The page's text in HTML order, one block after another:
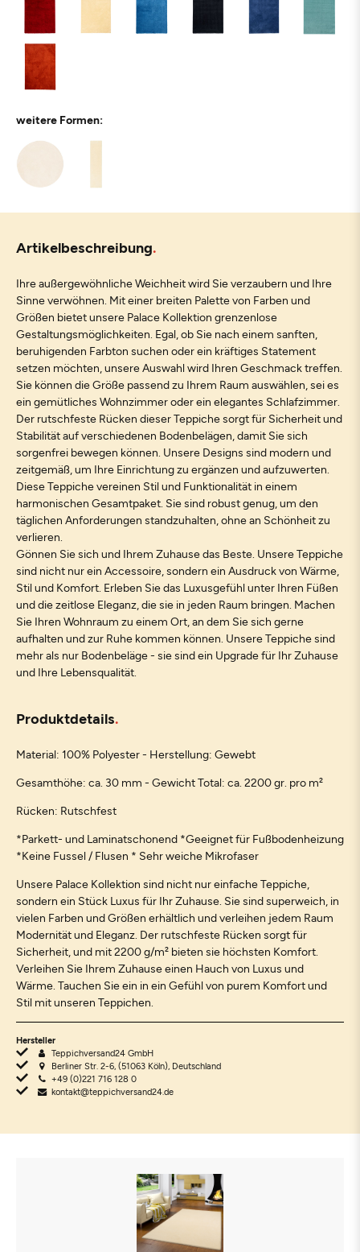
weitere Formen:
Artikelbeschreibung
Ihre außergewöhnliche Weichheit wird Sie verzaubern und Ihre
Sinne verwöhnen. Mit einer breiten Palette von Farben und
Größen bietet unsere Palace Kollektion grenzenlose
Gestaltungsmöglichkeiten. Egal, ob Sie nach einem sanften,
beruhigenden Farbton suchen oder ein kräftiges Statement
setzen möchten, unsere Auswahl wird Ihren Geschmack treffen.
Sie können die Größe passend zu Ihrem Raum auswählen, sei es
ein gemütliches Wohnzimmer oder ein elegantes Schlafzimmer.
Der rutschfeste Rücken dieser Teppiche sorgt für Sicherheit und
Stabilität auf verschiedenen Bodenbelägen, damit Sie sich
sorgenfrei bewegen können. Unsere Designs sind modern und
zeitgemäß, um Ihre Einrichtung zu ergänzen und aufzuwerten.
Diese Teppiche vereinen Stil und Funktionalität in einem
harmonischen Gesamtpaket. Sie sind robust genug, um den
täglichen Anforderungen standzuhalten, ohne an Schönheit zu
verlieren.
Gönnen Sie sich und Ihrem Zuhause das Beste. Unsere Teppiche
sind nicht nur ein Accessoire, sondern ein Ausdruck von Wärme,
Stil und Komfort. Erleben Sie das Luxusgefühl unter Ihren Füßen
und die zeitlose Eleganz, die sie in jeden Raum bringen. Machen
Sie Ihren Wohnraum zu einem Ort, an dem Sie sich gerne
aufhalten und zur Ruhe kommen können. Unsere Teppiche sind
mehr als nur Bodenbeläge - sie sind ein Upgrade für Ihr Zuhause
und Ihre Lebensqualität.
Produktdetails
Material: 100% Polyester - Herstellung: Gewebt
Gesamthöhe: ca. 30 mm - Gewicht Total: ca. 2200 gr. pro m²
Rücken: Rutschfest
*Parkett- und Laminatschonend *Geeignet für Fußbodenheizung
*Keine Fussel / Flusen * Sehr weiche Mikrofaser
Unsere Palace Kollektion sind nicht nur einfache Teppiche,
sondern ein Stück Luxus für Ihr Zuhause. Sie sind superweich, in
vielen Farben und Größen erhältlich und verleihen jedem Raum
Modernität und Eleganz. Der rutschfeste Rücken sorgt für
Sicherheit, und mit 2200 g/m² bieten sie höchsten Komfort.
Verleihen Sie Ihrem Zuhause einen Hauch von Luxus und
Wärme. Tauchen Sie ein in ein Gefühl von purem Komfort und
Stil mit unseren Teppichen.
Hersteller
Teppichversand24 GmbH
Berliner Str. 2-6, (51063 Köln), Deutschland
+49 (0)221 716 128 0
kontakt@teppichversand24.de